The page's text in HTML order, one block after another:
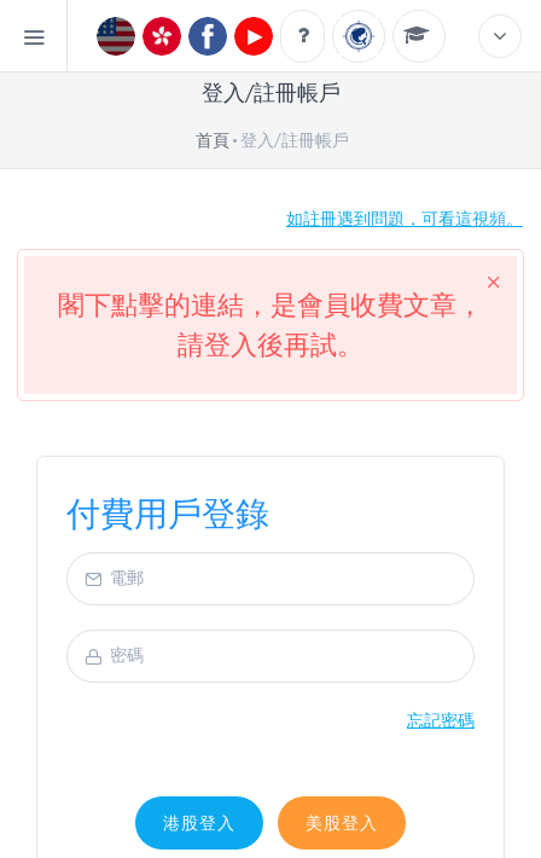
登入/註冊帳戶
首頁 登入/註冊帳戶
如註冊遇到問題，可看這視頻。
閣下點擊的連結，是會員收費文章，
請登入後再試。
付費用戶登錄
忘記密碼
港股登入 美股登入